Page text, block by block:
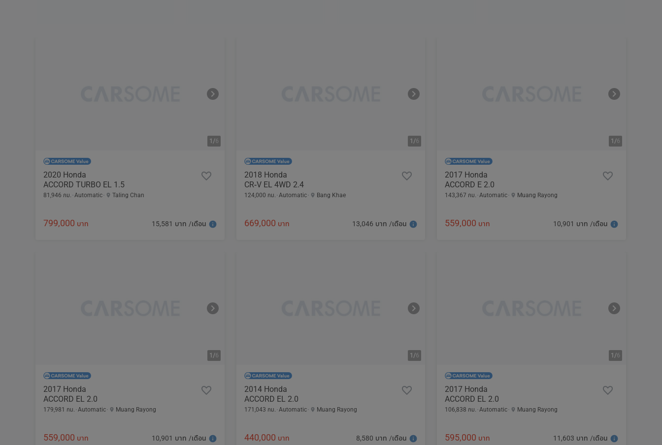
1/6
2020 Honda
ACCORD TURBO EL 1.5
81,946 กม. Automatic Taling Chan
799,000 บาท 15,581 บาท /เดือน
1/6
2018 Honda
CR-V EL 4WD 2.4
124,000 กม. Automatic Bang Khae
669,000 บาท 13,046 บาท /เดือน
1/6
2017 Honda
ACCORD E 2.0
143,367 กม. Automatic Muang Rayong
559,000 บาท 10,901 บาท /เดือน
1/6
2017 Honda
ACCORD EL 2.0
179,981 กม. Automatic Muang Rayong
559,000 บาท 10,901 บาท /เดือน
1/6
2014 Honda
ACCORD EL 2.0
171,043 กม. Automatic Muang Rayong
440,000 บาท 8,580 บาท /เดือน
1/6
2017 Honda
ACCORD EL 2.0
106,838 กม. Automatic Muang Rayong
595,000 บาท 11,603 บาท /เดือน